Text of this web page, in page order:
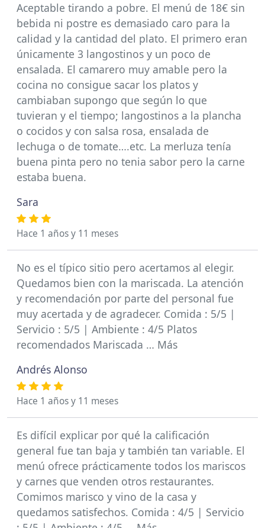
Aceptable tirando a pobre. El menú de 18€ sin
bebida ni postre es demasiado caro para la
calidad y la cantidad del plato. El primero eran
únicamente 3 langostinos y un poco de
ensalada. El camarero muy amable pero la
cocina no consigue sacar los platos y
cambiaban supongo que según lo que
tuvieran y el tiempo; langostinos a la plancha
o cocidos y con salsa rosa, ensalada de
lechuga o de tomate….etc. La merluza tenía
buena pinta pero no tenia sabor pero la carne
estaba buena.
Sara
Hace 1 años y 11 meses
No es el típico sitio pero acertamos al elegir.
Quedamos bien con la mariscada. La atención
y recomendación por parte del personal fue
muy acertada y de agradecer. Comida : 5/5 |
Servicio : 5/5 | Ambiente : 4/5 Platos
recomendados Mariscada … Más
Andrés Alonso
Hace 1 años y 11 meses
Es difícil explicar por qué la calificación
general fue tan baja y también tan variable. El
menú ofrece prácticamente todos los mariscos
y carnes que venden otros restaurantes.
Comimos marisco y vino de la casa y
quedamos satisfechos. Comida : 4/5 | Servicio